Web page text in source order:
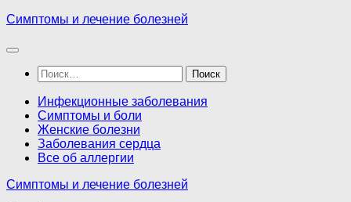
Перейти
содержимому
Симптомы и лечение болезней
Найти:
Инфекционные заболевания
Симптомы и боли
Женские болезни
Заболевания сердца
Все об аллергии
Симптомы и лечение болезней